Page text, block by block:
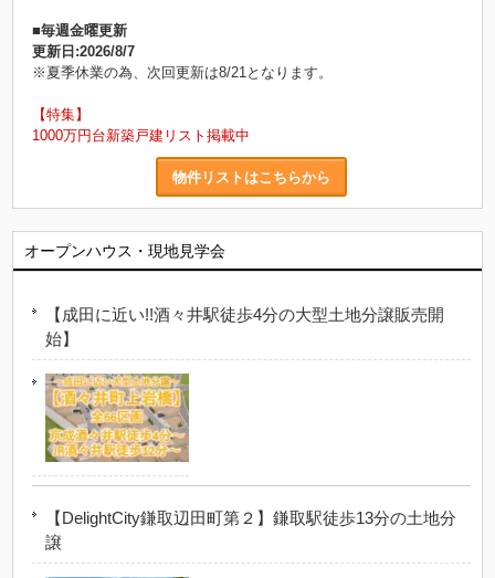
■毎週金曜更新
更新日:2026/8/7
※夏季休業の為、次回更新は8/21となります。
【特集】
1000万円台新築戸建リスト掲載中
物件リストはこちらから
オープンハウス・現地見学会
【成田に近い!!酒々井駅徒歩4分の大型土地分譲販売開
始】
【DelightCity鎌取辺田町第２】鎌取駅徒歩13分の土地分
譲